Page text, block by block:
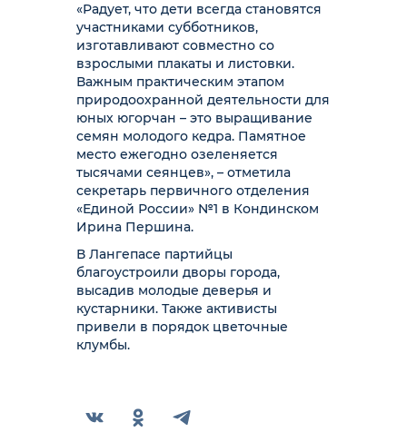
«Радует, что дети всегда становятся
участниками субботников,
изготавливают совместно со
взрослыми плакаты и листовки.
Важным практическим этапом
природоохранной деятельности для
юных югорчан – это выращивание
семян молодого кедра. Памятное
место ежегодно озеленяется
тысячами сеянцев», – отметила
секретарь первичного отделения
«Единой России» №1 в Кондинском
Ирина Першина.
В Лангепасе партийцы
благоустроили дворы города,
высадив молодые деверья и
кустарники. Также активисты
привели в порядок цветочные
клумбы.